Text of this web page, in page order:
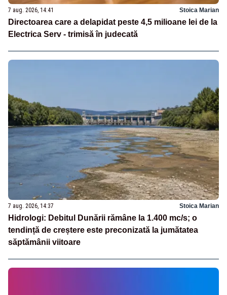
7 aug. 2026, 14:41 Stoica Marian
Directoarea care a delapidat peste 4,5 milioane lei de la
Electrica Serv - trimisă în judecată
7 aug. 2026, 14:37 Stoica Marian
Hidrologi: Debitul Dunării rămâne la 1.400 mc/s; o
tendință de creștere este preconizată la jumătatea
săptămânii viitoare